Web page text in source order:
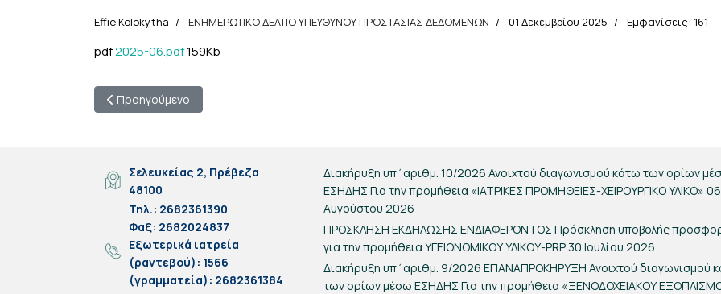
Effie Kolokytha ΕΝΗΜΕΡΩΤΙΚΟ ΔΕΛΤΙΟ ΥΠΕΥΘΥΝΟΥ ΠΡΟΣΤΑΣΙΑΣ ΔΕΔΟΜΕΝΩΝ 01 Δεκεμβρίου 2025 Εμφανίσεις: 161
pdf2025-06.pdf159Kb
Προηγούμενο άρθρο: ΕΝΗΜΕΡΩΤΙΚΟ ΔΕΛΤΙΟ ΥΠΕΥΘΥΝΟΥ ΠΡΟΣΤΑΣΙΑΣ ΔΕΔΟΜΕΝΩΝ (DPO) – ΙΟΥΛΙΟΣ 2025
Προηγούμενο
Σελευκείας 2, Πρέβεζα
48100
Τηλ.: 2682361390
Φαξ: 2682024837
Eξωτερικά ιατρεία
(ραντεβού): 1566
(γραμματεία): 2682361384
Διακήρυξη υπ΄αριθμ. 10/2026 Ανοιχτού διαγωνισμού κάτω των ορίων
ΕΣΗΔΗΣ Για την προμήθεια «ΙΑΤΡΙΚΕΣ ΠΡΟΜΗΘΕΙΕΣ-ΧΕΙΡΟΥΡΓΙΚΟ ΥΛΙΚΟ» 06
Αυγούστου 2026
ΠΡΟΣΚΛΗΣΗ ΕΚΔΗΛΩΣΗΣ ΕΝΔΙΑΦΕΡΟΝΤΟΣ Πρόσκληση υποβολής
για την προμήθεια ΥΓΕΙΟΝΟΜΙΚΟΥ ΥΛΙΚΟΥ-PRP 30 Ιουλίου 2026
Διακήρυξη υπ΄αριθμ. 9/2026 ΕΠΑΝΑΠΡΟΚΗΡΥΞΗ Ανοιχτού διαγωνισμού
των ορίων μέσω ΕΣΗΔΗΣ Για την προμήθεια «ΞΕΝΟΔΟΧΕΙΑΚΟΥ